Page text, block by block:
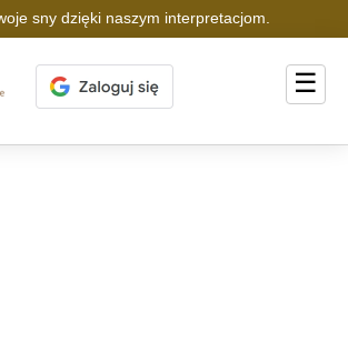
sny dzięki naszym interpretacjom.
☰